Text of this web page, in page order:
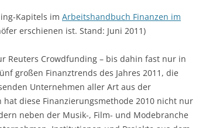
Kapitels im Arbeitshandbuch Finanzen im
erschienen ist. Stand: Juni 2011)
Reuters Crowdfunding – bis dahin fast nur in
großen Finanztrends des Jahres 2011, die
Unternehmen aller Art aus der
diese Finanzierungsmethode 2010 nicht nur
neben der Musik-, Film- und Modebranche